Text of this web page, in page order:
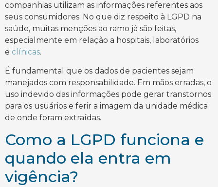
companhias utilizam as informações referentes aos
seus consumidores. No que diz respeito à LGPD na
saúde, muitas menções ao ramo já são feitas,
especialmente em relação a hospitais, laboratórios
e clínicas.
É fundamental que os dados de pacientes sejam
manejados com responsabilidade. Em mãos erradas, o
uso indevido das informações pode gerar transtornos
para os usuários e ferir a imagem da unidade médica
de onde foram extraídas.
Como a LGPD funciona e
quando ela entra em
vigência?